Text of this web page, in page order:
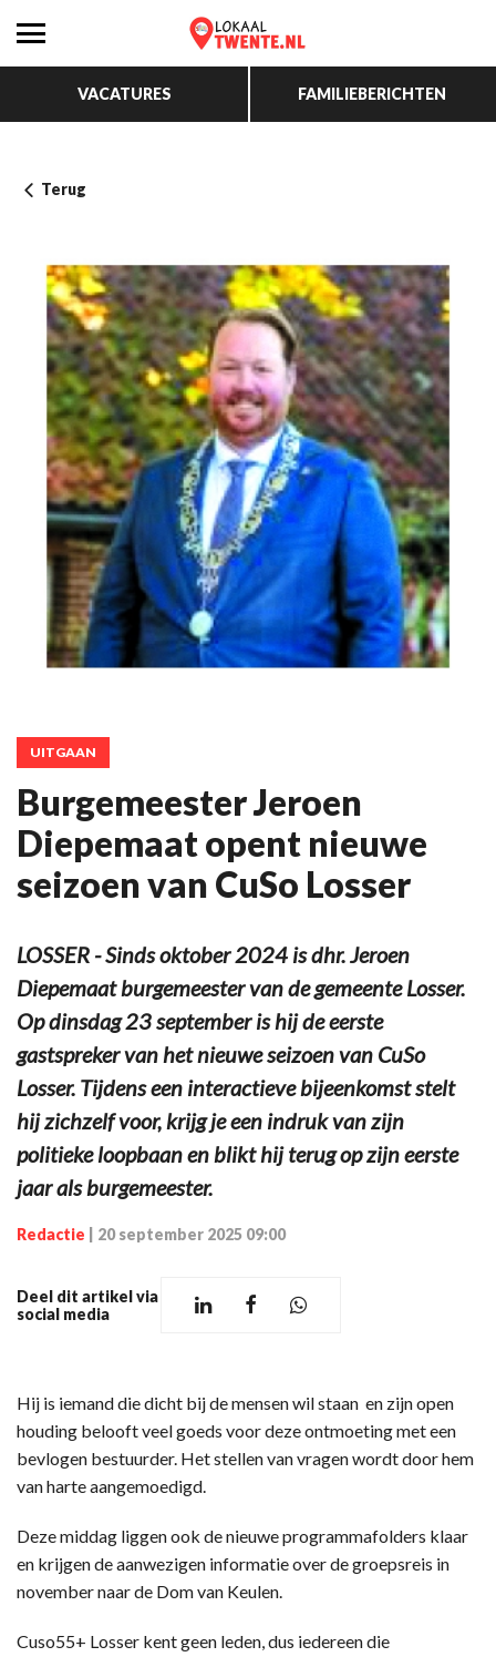
VACATURES FAMILIEBERICHTEN
Terug
UITGAAN
Burgemeester Jeroen
Diepemaat opent nieuwe
seizoen van CuSo Losser
LOSSER - Sinds oktober 2024 is dhr. Jeroen
Diepemaat burgemeester van de gemeente Losser.
Op dinsdag 23 september is hij de eerste
gastspreker van het nieuwe seizoen van CuSo
Losser. Tijdens een interactieve bijeenkomst stelt
hij zichzelf voor, krijg je een indruk van zijn
politieke loopbaan en blikt hij terug op zijn eerste
jaar als burgemeester.
Redactie 20 september 2025 09:00
Deel dit artikel via
social media
Hij is iemand die dicht bij de mensen wil staan en zijn open
houding belooft veel goeds voor deze ontmoeting met een
bevlogen bestuurder. Het stellen van vragen wordt door hem
van harte aangemoedigd.
Deze middag liggen ook de nieuwe programmafolders klaar
en krijgen de aanwezigen informatie over de groepsreis in
november naar de Dom van Keulen.
Cuso55+ Losser kent geen leden, dus iedereen die